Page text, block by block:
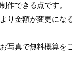
作できる点です。
り金額が変更にな
写真で無料概算を